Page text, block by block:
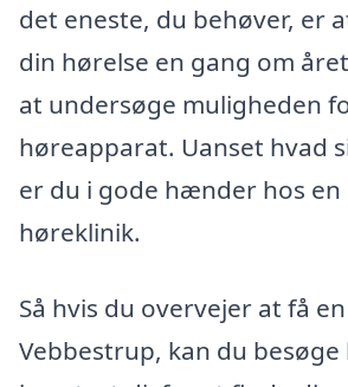
det eneste, du behøver, er
din hørelse en gang om
at undersøge muligheden
høreapparat. Uanset hvad
er du i gode hænder hos en
høreklinik.
Så hvis du overvejer at få
Vebbestrup, kan du besøge